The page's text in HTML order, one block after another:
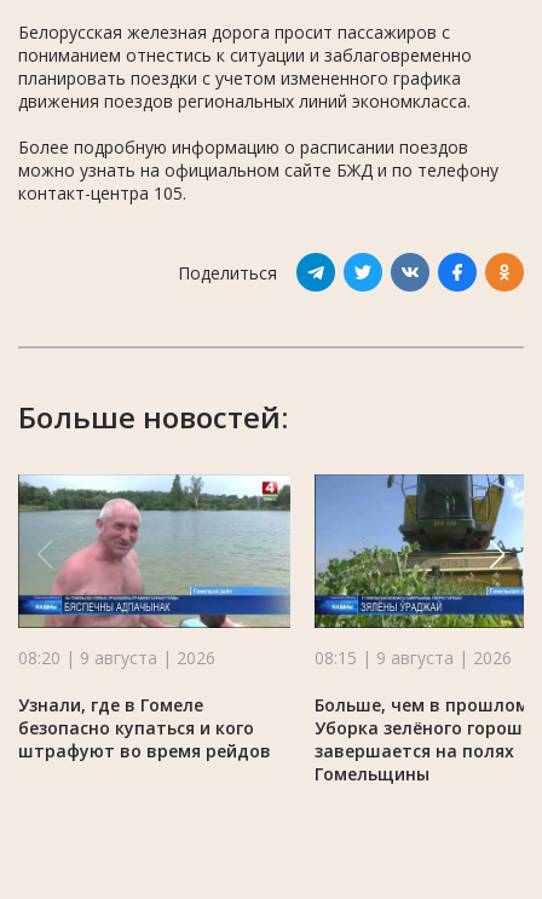
Белорусская железная дорога просит пассажиров с
пониманием отнестись к ситуации и заблаговременно
планировать поездки с учетом измененного графика
движения поездов региональных линий экономкласса.
Более подробную информацию о расписании поездов
можно узнать на официальном сайте БЖД и по телефону
контакт-центра 105.
Поделиться
Больше новостей:
08:20 | 9 августа | 2026
Узнали, где в Гомеле
безопасно купаться и кого
штрафуют во время рейдов
08:15 | 9 августа | 2026
Больше, чем в прошлом
Уборка зелёного горошка
завершается на полях
Гомельщины